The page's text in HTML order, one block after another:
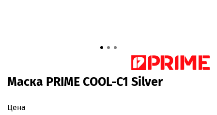
Маска PRIME COOL-C1 Silver
Цена